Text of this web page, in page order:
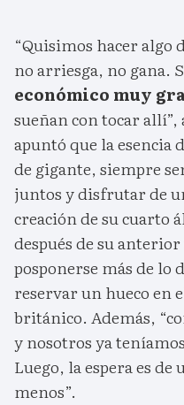
“Quisimos hacer algo
no arriesga, no gana.
económico muy
sueñan con tocar
apuntó que la esencia
de gigante, siempre
juntos y disfrutar de
creación de su cuarto
después de su
posponerse más de lo
reservar un hueco en
británico. Además,
y nosotros ya
Luego, la espera es de
menos”.